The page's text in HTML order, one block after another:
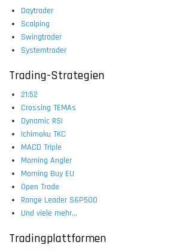
Daytrader
Scalping
Swingtrader
Systemtrader
Trading-Strategien
21:52
Crossing TEMAs
Dynamic RSI
Ichimoku TKC
MACD Triple
Morning Angler
Morning Buy EU
Open Trade
Range Leader S&P500
Und viele mehr...
Tradingplattformen